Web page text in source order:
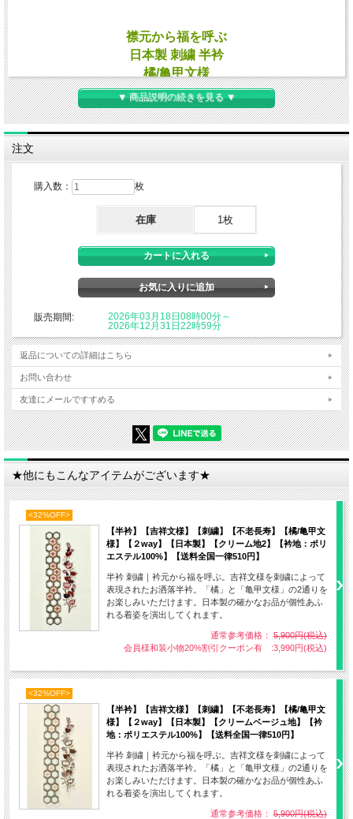
襟元から福を呼ぶ
日本製 刺繍 半衿
橘/亀甲文様
２通りの柄をお楽しみ下さい
【製造】日本製 京都 幸山
衿元から福を呼ぶ。吉祥文様を刺繍によって表現されたお洒落半衿。
「橘」と「亀甲文様」の2通りをお楽しみいただけます。
日本製の確かなお品が個性あふれる着姿を演出してくれます。
▼ 商品説明の続きを見る ▼
注文
購入数： 枚
在庫 1枚
販売期間:
2026年03月18日08時00分～
2026年12月31日22時59分
返品についての詳細はこちら
お問い合わせ
友達にメールですすめる
★他にもこんなアイテムがございます★
<32%OFF>
【半衿】【吉祥文様】【刺繍】【不老長寿】【橘/亀甲文
様】【２way】【日本製】【クリーム地2】【衿地：ポリ
エステル100%】【送料全国一律510円】
半衿 刺繍｜衿元から福を呼ぶ。吉祥文様を刺繍によって
表現されたお洒落半衿。「橘」と「亀甲文様」の2通りを
お楽しみいただけます。日本製の確かなお品が個性あふ
れる着姿を演出してくれます。
通常参考価格： 5,900円(税込)
会員様和装小物20%割引クーポン有 :3,990円(税込)
<32%OFF>
【半衿】【吉祥文様】【刺繍】【不老長寿】【橘/亀甲文
様】【２way】【日本製】【クリームベージュ地】【衿
地：ポリエステル100%】【送料全国一律510円】
半衿 刺繍｜衿元から福を呼ぶ。吉祥文様を刺繍によって
表現されたお洒落半衿。「橘」と「亀甲文様」の2通りを
お楽しみいただけます。日本製の確かなお品が個性あふ
れる着姿を演出してくれます。
通常参考価格： 5,900円(税込)